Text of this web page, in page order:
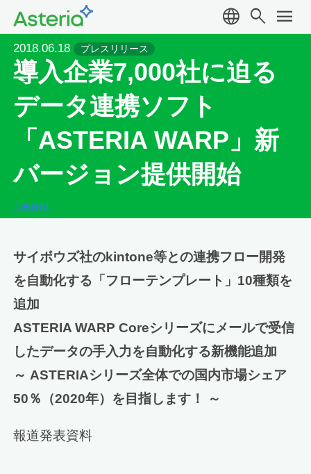
language search menu
2018.06.18 プレスリリース
導入企業7,000社に迫る
データ連携ソフト
「ASTERIA WARP」新
バージョン提供開始
Tweet
サイボウズ社のkintone等との連携フロー開発
を自動化する「フローテンプレート」10種類を
追加
ASTERIA WARP Coreシリーズにメールで受信
したデータの手入力を自動化する新機能追加
～ ASTERIAシリーズ全体での国内市場シェア
50％（2020年）を目指します！ ～
報道発表資料